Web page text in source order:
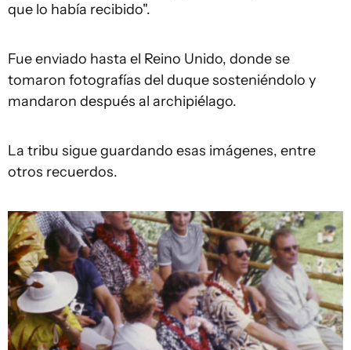
que lo había recibido".
Fue enviado hasta el Reino Unido, donde se
tomaron fotografías del duque sosteniéndolo y
mandaron después al archipiélago.
La tribu sigue guardando esas imágenes, entre
otros recuerdos.